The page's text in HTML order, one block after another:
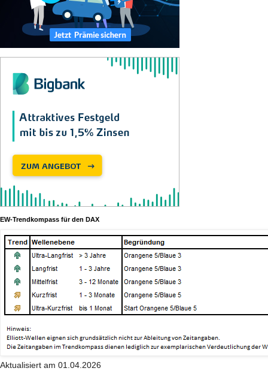
EW-Trendkompass für den DAX
Aktualisiert am 01.04.2026